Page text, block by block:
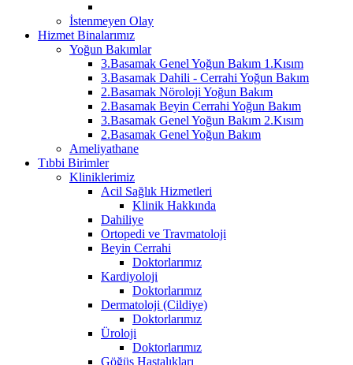
İstenmeyen Olay
Hizmet Binalarımız
Yoğun Bakımlar
3.Basamak Genel Yoğun Bakım 1.Kısım
3.Basamak Dahili - Cerrahi Yoğun Bakım
2.Basamak Nöroloji Yoğun Bakım
2.Basamak Beyin Cerrahi Yoğun Bakım
3.Basamak Genel Yoğun Bakım 2.Kısım
2.Basamak Genel Yoğun Bakım
Ameliyathane
Tıbbi Birimler
Kliniklerimiz
Acil Sağlık Hizmetleri
Klinik Hakkında
Dahiliye
Ortopedi ve Travmatoloji
Beyin Cerrahi
Doktorlarımız
Kardiyoloji
Doktorlarımız
Dermatoloji (Cildiye)
Doktorlarımız
Üroloji
Doktorlarımız
Göğüs Hastalıkları